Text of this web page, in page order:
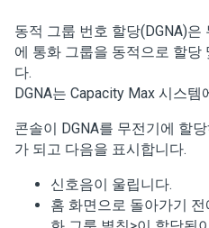
동적 그룹 번호 할당(DGNA)
에 통화 그룹을 동적으로 할당
다.
DGNA는 Capacity Max 시스
콘솔이 DGNA를 무전기에 할
가 되고 다음을 표시합니다.
신호음이 울립니다.
홈 화면으로 돌아가기